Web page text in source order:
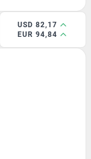
USD 82,17
EUR 94,84